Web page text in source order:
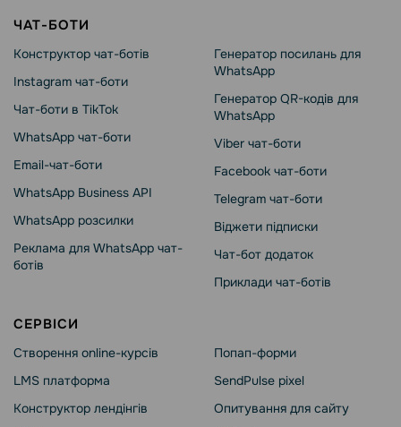
ЧАТ-БОТИ
Конструктор чат-ботів
Instagram чат-боти
Чат-боти в TikTok
WhatsApp чат-боти
Email-чат-боти
WhatsApp Business API
WhatsApp розсилки
Реклама для WhatsApp чат-
ботів
Генератор посилань для
WhatsApp
Генератор QR-кодів для
WhatsApp
Viber чат-боти
Facebook чат-боти
Telegram чат-боти
Віджети підписки
Чат-бот додаток
Приклади чат-ботів
СЕРВІСИ
Створення online-курсів
LMS платформа
Конструктор лендінгів
Попап-форми
SendPulse pixel
Опитування для сайту